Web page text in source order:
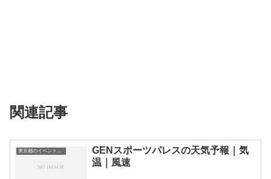
関連記事
東京都のイベント会場一覧
GENスポーツパレスの天気予報｜気
温｜風速